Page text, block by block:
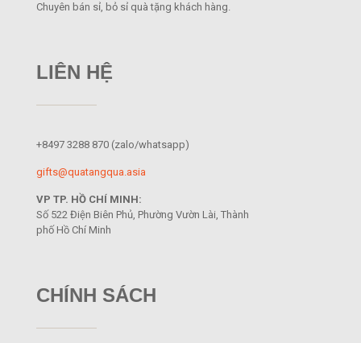
Chuyên bán sỉ, bỏ sỉ quà tặng khách hàng.
LIÊN HỆ
+8497 3288 870 (zalo/whatsapp)
gifts@quatangqua.asia
VP TP. HỒ CHÍ MINH:
Số 522 Điện Biên Phủ, Phường Vườn Lài, Thành
phố Hồ Chí Minh
CHÍNH SÁCH